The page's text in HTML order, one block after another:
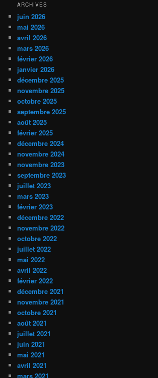
ARCHIVES
juin 2026
mai 2026
avril 2026
mars 2026
février 2026
janvier 2026
décembre 2025
novembre 2025
octobre 2025
septembre 2025
août 2025
février 2025
décembre 2024
novembre 2024
novembre 2023
septembre 2023
juillet 2023
mars 2023
février 2023
décembre 2022
novembre 2022
octobre 2022
juillet 2022
mai 2022
avril 2022
février 2022
décembre 2021
novembre 2021
octobre 2021
août 2021
juillet 2021
juin 2021
mai 2021
avril 2021
mars 2021